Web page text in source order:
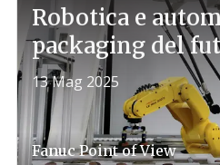
Robotica e
packaging del
13 Mag 2025
FanucPoint of View